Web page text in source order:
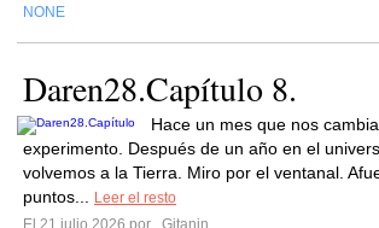
NONE
Daren28.Capítulo 8.
Hace un mes que nos
experimento. Después de un año en el
volvemos a la Tierra. Miro por el ventanal.
puntos...
Leer el resto
El 21 julio 2026 por
Gitanin